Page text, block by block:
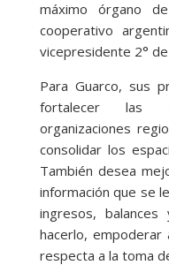
máximo órgano
cooperativo
vicepresidente 2° de
Para Guarco, sus
fortalecer las
organizaciones
consolidar los
También desea
información que se
ingresos,
hacerlo, empoderar
respecta a la toma